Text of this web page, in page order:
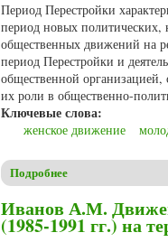
Период Перестройки
период новых политических,
общественных движений на
период Перестройки и
общественной
их роли в общественно-
Ключевые слова:
женское движение
Подробнее
Иванов А.М.
(1985-1991 гг.) на